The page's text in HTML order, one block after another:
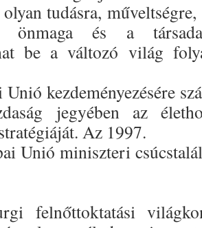
tudásra,
önmaga és a
be a változó világ
kezdeményezésére
jegyében az
Az 1997.
Unió miniszteri
felnőttoktatási